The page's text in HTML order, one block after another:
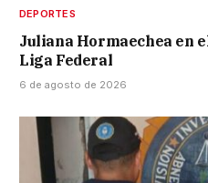
DEPORTES
Juliana Hormaechea en
Liga Federal
6 de agosto de 2026